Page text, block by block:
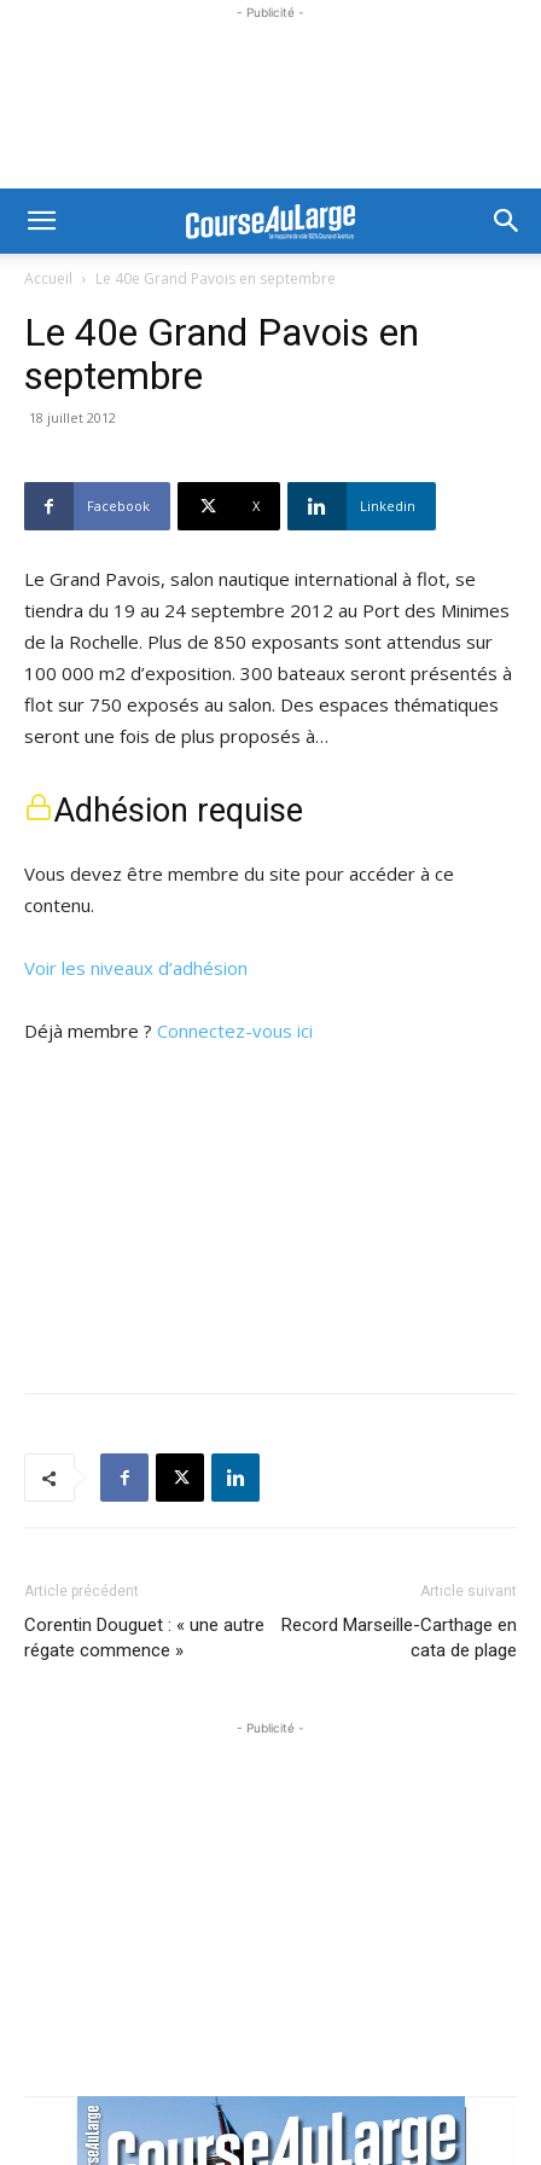
- Publicité -
Accueil Le 40e Grand Pavois en septembre
Le 40e Grand Pavois en
septembre
18 juillet 2012
Facebook X Linkedin
Le Grand Pavois, salon nautique international à flot, se
tiendra du 19 au 24 septembre 2012 au Port des Minimes
de la Rochelle. Plus de 850 exposants sont attendus sur
100 000 m2 d’exposition. 300 bateaux seront présentés à
flot sur 750 exposés au salon. Des espaces thématiques
seront une fois de plus proposés à…
Adhésion requise
Vous devez être membre du site pour accéder à ce
contenu.
Voir les niveaux d’adhésion
Déjà membre ? Connectez-vous ici
Article précédent
Corentin Douguet : « une autre
régate commence »
Article suivant
Record Marseille-Carthage en
cata de plage
- Publicité -